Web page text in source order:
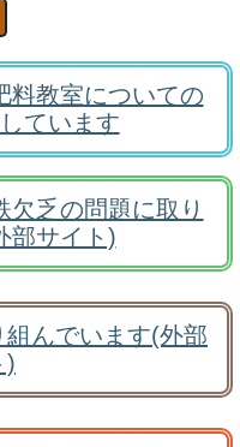
料教室についての
ています
欠乏の問題に取り
部サイト)
んでいます(外部
)